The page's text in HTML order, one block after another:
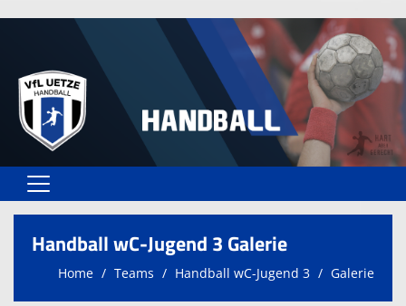
Home
Handball wC-Jugend 3 Galerie
Home Teams Handball wC-Jugend 3 Galerie